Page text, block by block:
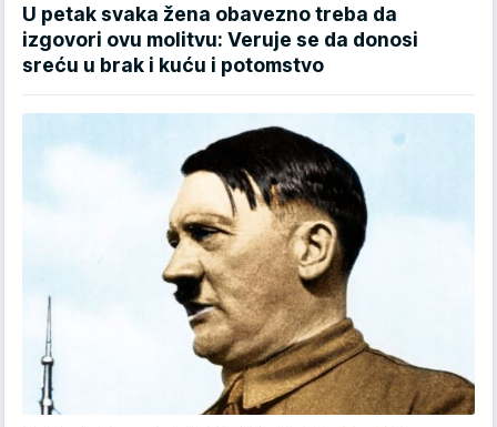
U petak svaka žena obavezno treba da
izgovori ovu molitvu: Veruje se da donosi
sreću u brak i kuću i potomstvo